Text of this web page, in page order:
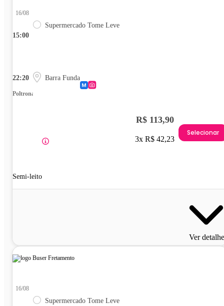
15:00
16/08
Supermercado Tome Leve
22:20 Barra Funda
Poltrona
Semi-leito
R$ 113,90
3x R$ 42,23
Selecionar
Ver
16/08
Supermercado Tome Leve